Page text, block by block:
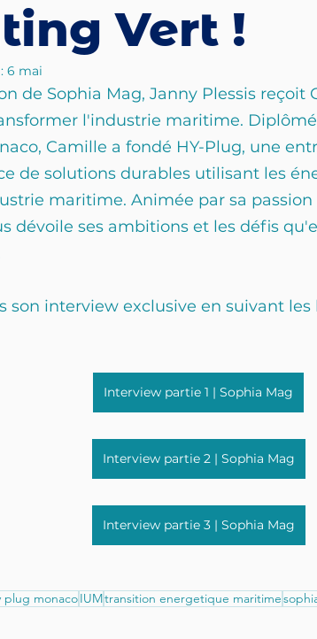
Vert !
6 mai
de Sophia Mag, Janny Plessis reçoit
l'industrie maritime.
Camille a fondé HY-Plug, une
de solutions durables utilisant les
maritime. Animée par sa
dévoile ses ambitions et les défis
son interview exclusive en suivant les
Interview partie 1 | Sophia Mag
Interview partie 2 | Sophia Mag
Interview partie 3 | Sophia Mag
plug monacoIUMtransition energetique maritime